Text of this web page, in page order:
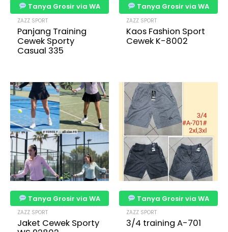
Tanya Grosir via WA
ZAZZ SPORT
Panjang Training
Cewek Sporty
Casual 335
Tanya Grosir via WA
ZAZZ SPORT
Kaos Fashion Sport
Cewek K-8002
Tanya Grosir via WA
ZAZZ SPORT
Jaket Cewek Sporty
Tanya Grosir via WA
ZAZZ SPORT
3/4 training A-701